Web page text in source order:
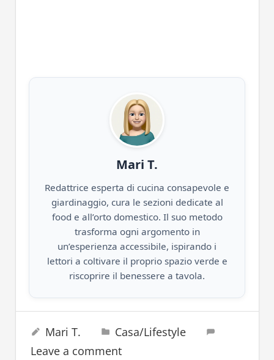
Mari T.
Redattrice esperta di cucina consapevole e
giardinaggio, cura le sezioni dedicate al
food e all’orto domestico. Il suo metodo
trasforma ogni argomento in
un’esperienza accessibile, ispirando i
lettori a coltivare il proprio spazio verde e
riscoprire il benessere a tavola.
cibo19 Dicembre 2024
Mari T.
Casa/Lifestyle
Leave a comment